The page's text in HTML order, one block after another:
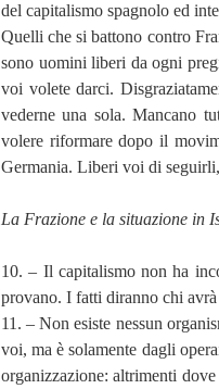
del capitalismo spagnolo ed
Quelli che si battono contro
sono uomini liberi da ogni
voi volete darci.
vederne una sola. Mancano
volere riformare dopo il
Germania. Liberi voi di
La Frazione e la situazione in
10. – Il capitalismo non ha
provano. I fatti diranno chi avrà
11. – Non esiste nessun
voi, ma è solamente dagli
organizzazione: altrimenti